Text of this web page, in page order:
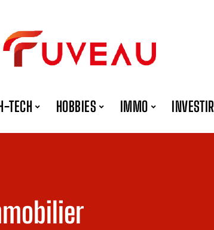
TECH HOBBIES IMMO INVESTIR